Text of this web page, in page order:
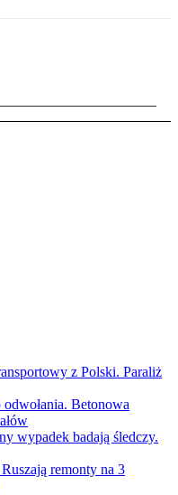
z Polski. Paraliż
Betonowa
wypadek badają śledczy.
remonty na 3